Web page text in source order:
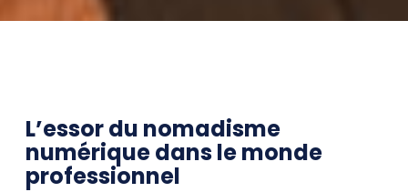
L’essor du nomadisme
numérique dans le monde
professionnel